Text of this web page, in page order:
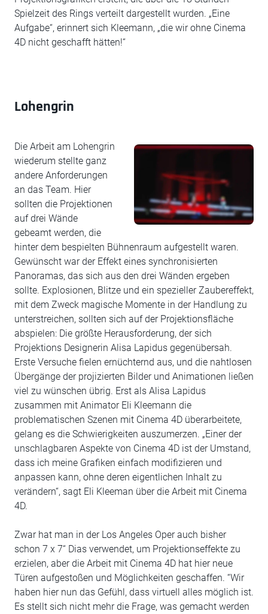
Spielzeit des Rings verteilt dargestellt wurden. „Eine
Aufgabe“, erinnert sich Kleemann, „die wir ohne Cinema
4D nicht geschafft hätten!“
Lohengrin
Die Arbeit am Lohengrin
wiederum stellte ganz
andere Anforderungen
an das Team. Hier
sollten die Projektionen
auf drei Wände
gebeamt werden, die
hinter dem bespielten Bühnenraum aufgestellt waren.
Gewünscht war der Effekt eines synchronisierten
Panoramas, das sich aus den drei Wänden ergeben
sollte. Explosionen, Blitze und ein spezieller Zaubereffekt,
mit dem Zweck magische Momente in der Handlung zu
unterstreichen, sollten sich auf der Projektionsfläche
abspielen: Die größte Herausforderung, der sich
Projektions Designerin Alisa Lapidus gegenübersah.
Erste Versuche fielen ernüchternd aus, und die nahtlosen
Übergänge der projizierten Bilder und Animationen ließen
viel zu wünschen übrig. Erst als Alisa Lapidus
zusammen mit Animator Eli Kleemann die
problematischen Szenen mit Cinema 4D überarbeitete,
gelang es die Schwierigkeiten auszumerzen. „Einer der
unschlagbaren Aspekte von Cinema 4D ist der Umstand,
dass ich meine Grafiken einfach modifizieren und
anpassen kann, ohne deren eigentlichen Inhalt zu
verändern“, sagt Eli Kleeman über die Arbeit mit Cinema
4D.
Zwar hat man in der Los Angeles Oper auch bisher
schon 7 x 7“ Dias verwendet, um Projektionseffekte zu
erzielen, aber die Arbeit mit Cinema 4D hat hier neue
Türen aufgestoßen und Möglichkeiten geschaffen. “Wir
haben hier nun das Gefühl, dass virtuell alles möglich ist.
Es stellt sich nicht mehr die Frage, was gemacht werden